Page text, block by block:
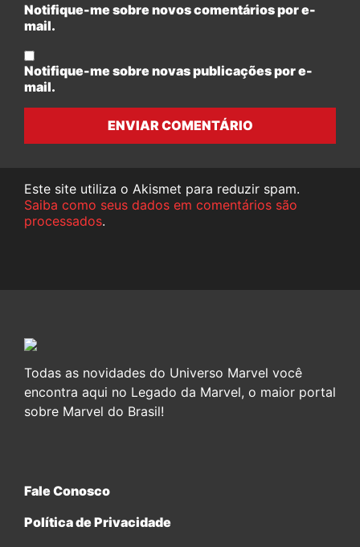
Notifique-me sobre novos comentários por e-
mail.
Notifique-me sobre novas publicações por e-
mail.
ENVIAR COMENTÁRIO
Este site utiliza o Akismet para reduzir spam.
Saiba como seus dados em comentários são
processados.
Todas as novidades do Universo Marvel você
encontra aqui no Legado da Marvel, o maior portal
sobre Marvel do Brasil!
Fale Conosco
Política de Privacidade